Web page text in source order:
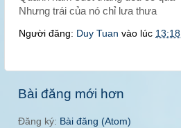
Nhưng trái của nó chỉ lưa thưa
Người đăng: Duy Tuan vào lúc 13:18
Bài đăng mới hơn
Đăng ký: Bài đăng (Atom)